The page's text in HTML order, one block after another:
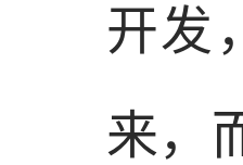
开发
来，